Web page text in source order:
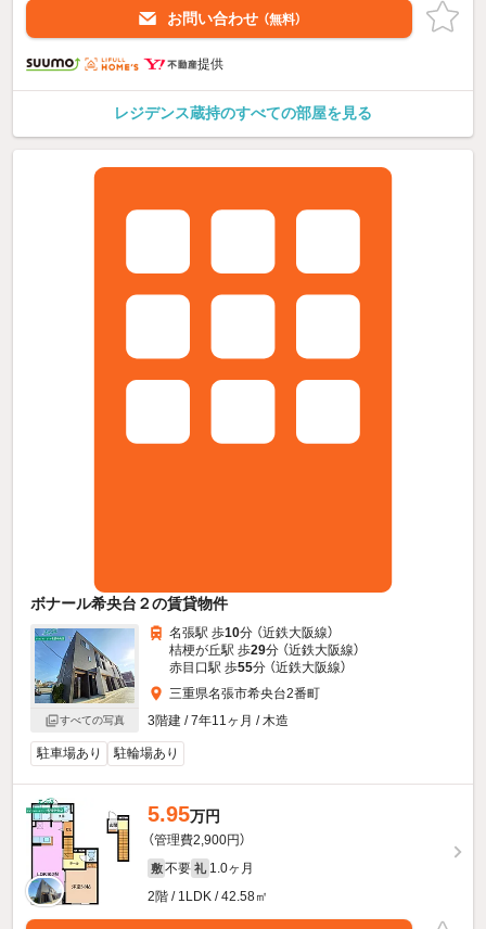
お問い合わせ （無料）
提供
レジデンス蔵持のすべての部屋を見る
ボナール希央台２の賃貸物件
すべての写真
名張駅 歩10分 （近鉄大阪線）
桔梗が丘駅 歩29分 （近鉄大阪線）
赤目口駅 歩55分 （近鉄大阪線）
三重県名張市希央台2番町
3階建 / 7年11ヶ月 / 木造
駐車場あり 駐輪場あり
5.95万円
（管理費2,900円）
敷 不要 礼 1.0ヶ月
2階 / 1LDK / 42.58㎡